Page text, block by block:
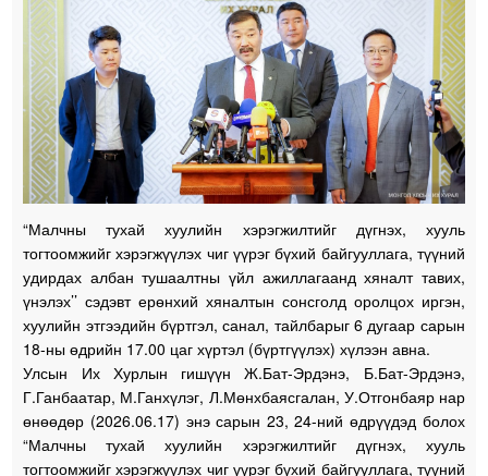
“Малчны тухай хуулийн хэрэгжилтийг дүгнэх, хууль
тогтоомжийг хэрэгжүүлэх чиг үүрэг бүхий байгууллага, түүний
удирдах албан тушаалтны үйл ажиллагаанд хяналт тавих,
үнэлэх’’ сэдэвт ерөнхий хяналтын сонсголд оролцох иргэн,
хуулийн этгээдийн бүртгэл, санал, тайлбарыг 6 дугаар сарын
18-ны өдрийн 17.00 цаг хүртэл (бүртгүүлэх) хүлээн авна.
Улсын Их Хурлын гишүүн Ж.Бат-Эрдэнэ, Б.Бат-Эрдэнэ,
Г.Ганбаатар, М.Ганхүлэг, Л.Мөнхбаясгалан, У.Отгонбаяр нар
өнөөдөр (2026.06.17) энэ сарын 23, 24-ний өдрүүдэд болох
“Малчны тухай хуулийн хэрэгжилтийг дүгнэх, хууль
тогтоомжийг хэрэгжүүлэх чиг үүрэг бүхий байгууллага, түүний